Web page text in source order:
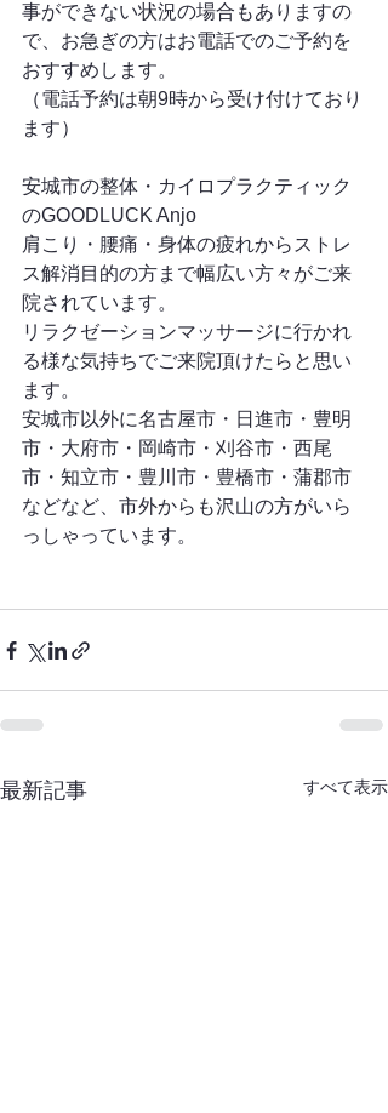
事ができない状況の場合もありますの
で、お急ぎの方はお電話でのご予約を
おすすめします。
（電話予約は朝9時から受け付けており
ます）
安城市の整体・カイロプラクティック
のGOODLUCK Anjo
肩こり・腰痛・身体の疲れからストレ
ス解消目的の方まで幅広い方々がご来
院されています。
リラクゼーションマッサージに行かれ
る様な気持ちでご来院頂けたらと思い
ます。
安城市以外に名古屋市・日進市・豊明
市・大府市・岡崎市・刈谷市・西尾
市・知立市・豊川市・豊橋市・蒲郡市
などなど、市外からも沢山の方がいら
っしゃっています。
最新記事 すべて表示